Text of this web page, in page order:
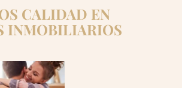
CALIDAD EN
INMOBILIARIOS